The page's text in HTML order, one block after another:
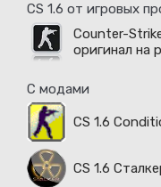
CS 1.6 от игровых
Counter-
оригинал на
С модами
CS 1.6
CS 1.6